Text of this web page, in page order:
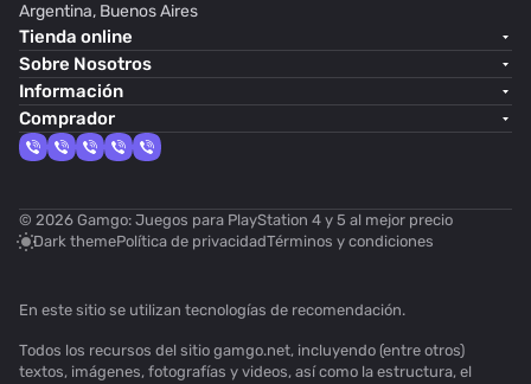
Argentina, Buenos Aires
Tienda online
Sobre Nosotros
Información
Comprador
© 2026 Gamgo: Juegos para PlayStation 4 y 5 al mejor precio
Dark themePolítica de privacidadTérminos y condiciones
En este sitio se utilizan tecnologías de recomendación.
Todos los recursos del sitio gamgo.net, incluyendo (entre otros)
textos, imágenes, fotografías y videos, así como la estructura, el